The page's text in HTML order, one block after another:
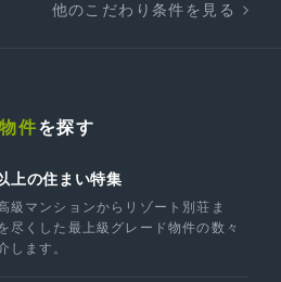
他のこだわり条件を見る
件を探す
上の住まい特集
級マンションからリゾート別荘ま
尽くした最上級グレード物件の数々
します。